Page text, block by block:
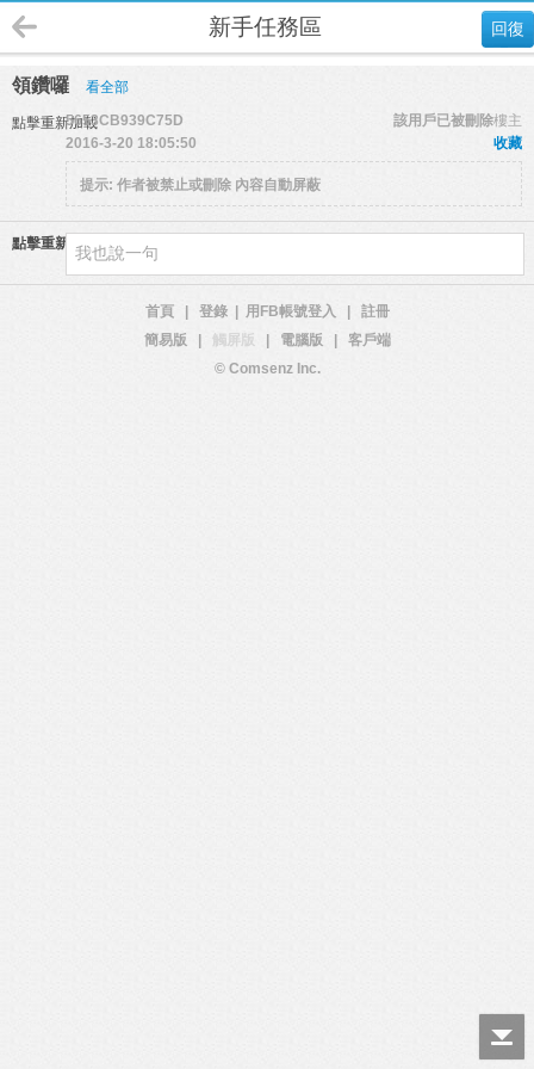
回復
新手任務區
領鑽囉 看全部
點擊重新加載 樓主
5653CB939C75D
該用戶已被刪除
收藏
2016-3-20 18:05:50
提示: 作者被禁止或刪除 內容自動屏蔽
點擊重新加載
首頁 登錄 用FB帳號登入
註冊
簡易版
觸屏版 電腦版
客戶端
© Comsenz Inc.